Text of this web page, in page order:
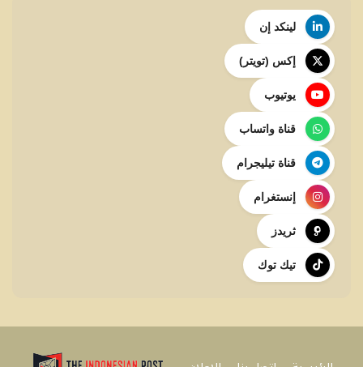
لينكد إن
إكس (تويتر)
يوتيوب
قناة واتساب
قناة تيليجرام
إنستغرام
ثريدز
تيك توك